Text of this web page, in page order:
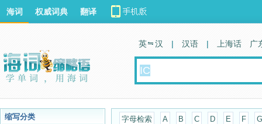
海词 权威词典 翻译
英 汉 | 汉语 | 上海话 广
缩写分类 字母检索 A B C D E F G